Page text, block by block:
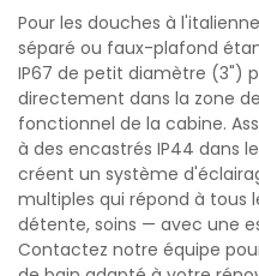
Pour les douches à
séparé ou faux-plafond
IP67 de petit diamètre (3")
directement dans la zone
fonctionnel de la cabine.
à des encastrés IP44 dans
créent un système
multiples qui répond à tous
détente, soins — avec une
Contactez notre équipe